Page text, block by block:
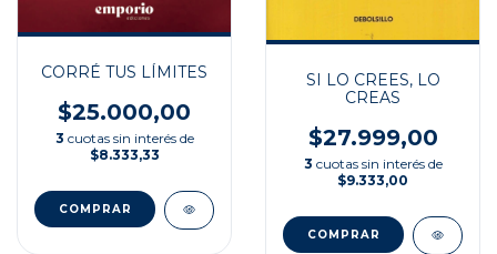
CORRÉ TUS LÍMITES
$25.000,00
3 cuotas sin interés de
$8.333,33
SI LO CREES, LO
CREAS
$27.999,00
3 cuotas sin interés de
$9.333,00